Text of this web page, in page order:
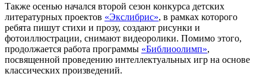
Также осенью начался второй сезон конкурса детских
литературных проектов «Экслибрис», в рамках которого
ребята пишут стихи и прозу, создают рисунки и
фотоиллюстрации, снимают видеоролики. Помимо этого,
продолжается работа программы «Библиоолимп»,
посвященной проведению интеллектуальных игр на основе
классических произведений.